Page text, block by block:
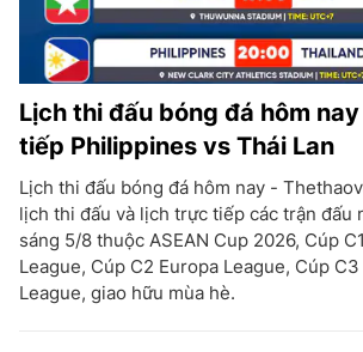
Lịch thi đấu bóng đá hôm
tiếp Philippines vs Thái Lan
Lịch thi đấu bóng đá hôm nay -
lịch thi đấu và lịch trực tiếp các trận đấu
sáng 5/8 thuộc ASEAN Cup 2026, Cúp
League, Cúp C2 Europa League, Cúp
League, giao hữu mùa hè.